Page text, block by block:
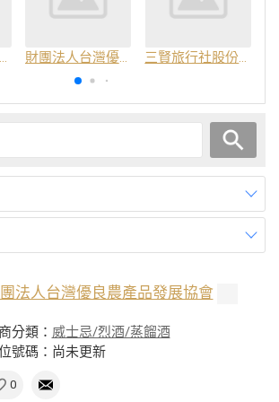
古華股份有限公司 財團法人台灣優良農產品發展協會 三賢旅行社股份有限公司
法人台灣優良農產品發展協會
分類： 威士忌/烈酒/蒸餾酒
號碼：尚未更新
0